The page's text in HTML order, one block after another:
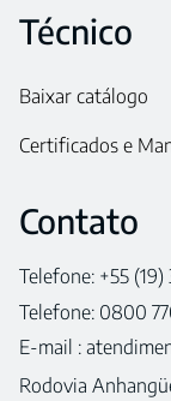
Técnico
Baixar catálogo
Certificados e
Contato
Telefone: +55 (19)
Telefone: 0800
E-mail :
Rodovia